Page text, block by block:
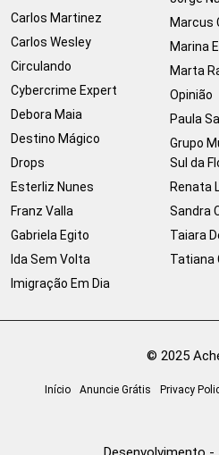
Carlos Martinez
Carlos Wesley
Circulando
Cybercrime Expert
Debora Maia
Destino Mágico
Drops
Esterliz Nunes
Franz Valla
Gabriela Egito
Ida Sem Volta
Imigração Em Dia
Marcus
Marina
Marta
Opinião
Paula
Grupo
Sul da
Renata
Sandra
Taiara
Tatiana
© 2025
Início Anuncie Grátis Privacy